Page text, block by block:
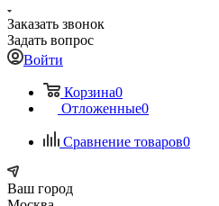
Заказать звонок
Задать вопрос
Войти
Корзина0
Отложенные0
Сравнение товаров0
Ваш город